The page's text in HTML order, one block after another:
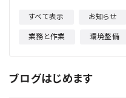
すべて表示 お知らせ
業務と作業 環境整備
ブログはじめます